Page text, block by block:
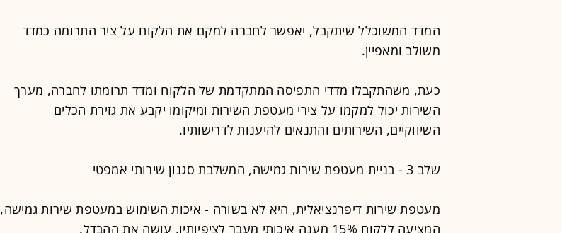
המדד המשוכלל שיתקבל, יאפשר לחברה למקם את הלקוח על ציר התרומה כמדד
משולב ומאפיין.
כעת, משהתקבלו מדדי התפיסה המתקדמת של הלקוח ומדד תרומתו לחברה, מערך
השירות יכול למקמו על צירי מעטפת השירות ומיקומו יקבע את גזירת הכלים
השיווקיים, השירותים והתנאים להיענות לדרישותיו.
שלב 3 - בניית מעטפת שירות גמישה, המשלבת סגנון שירותי אמפטי
מעטפת שירות דיפרנציאלית, היא לא בשורה - איכות השימוש במעטפת שירות גמישה,
המציעה ללקוח 15% מענה איכותי מעבר לציפיותיו, עושה את ההבדל.